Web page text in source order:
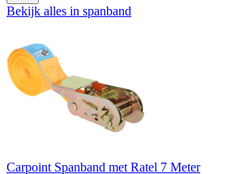
Bekijk alles in spanband
Carpoint Spanband met Ratel 7 Meter